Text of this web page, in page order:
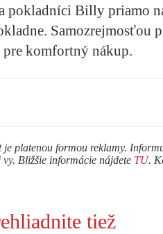
pokladníci Billy priamo
Samozrejmosťou
pre komfortný nákup.
je platenou formou reklamy.
vy. Bližšie informácie nájdete TU.
tiež